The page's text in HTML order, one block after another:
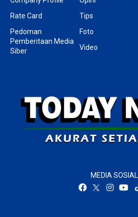
Rate Card
Pedoman
Pemberitaan Media
Siber
Tips
Foto
Video
MEDIA SOSIAL